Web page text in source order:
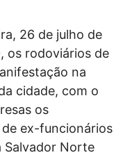
26 de julho de
os rodoviários de
na
cidade, com o
os
ex-funcionários
Salvador Norte